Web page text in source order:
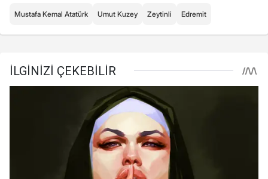
Mustafa Kemal Atatürk Umut Kuzey Zeytinli Edremit